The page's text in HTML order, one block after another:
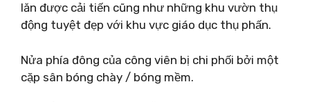
lăn được cải tiến cũng như những khu vườn thụ
động tuyệt đẹp với khu vực giáo dục thụ phấn.
Nửa phía đông của công viên bị chi phối bởi một
cặp sân bóng chày / bóng mềm.